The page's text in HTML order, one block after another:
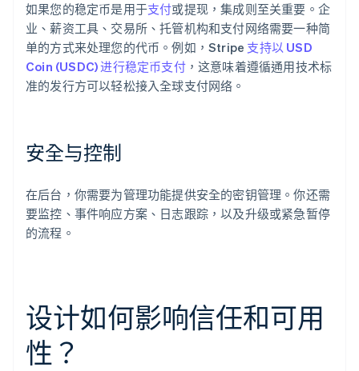
如果您的稳定币是用于支付或提现，集成则至关重要。企
业、薪资工具、交易所、托管机构和支付网络需要一种简
单的方式来处理您的代币。例如，Stripe 支持以 USD
Coin (USDC) 进行稳定币支付，这意味着遵循通用技术标
准的发行方可以轻松接入全球支付网络。
安全与控制
在后台，你需要为管理功能提供安全的密钥管理。你还需
要监控、事件响应方案、日志跟踪，以及升级或紧急暂停
的流程。
设计如何影响信任和可用
性？